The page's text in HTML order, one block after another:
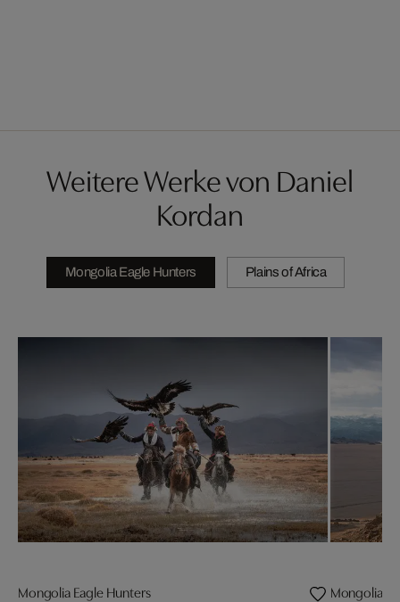
Weitere Werke von Daniel
Kordan
Mongolia Eagle Hunters Plains of Africa
Mongolia Eagle Hunters Mongolia